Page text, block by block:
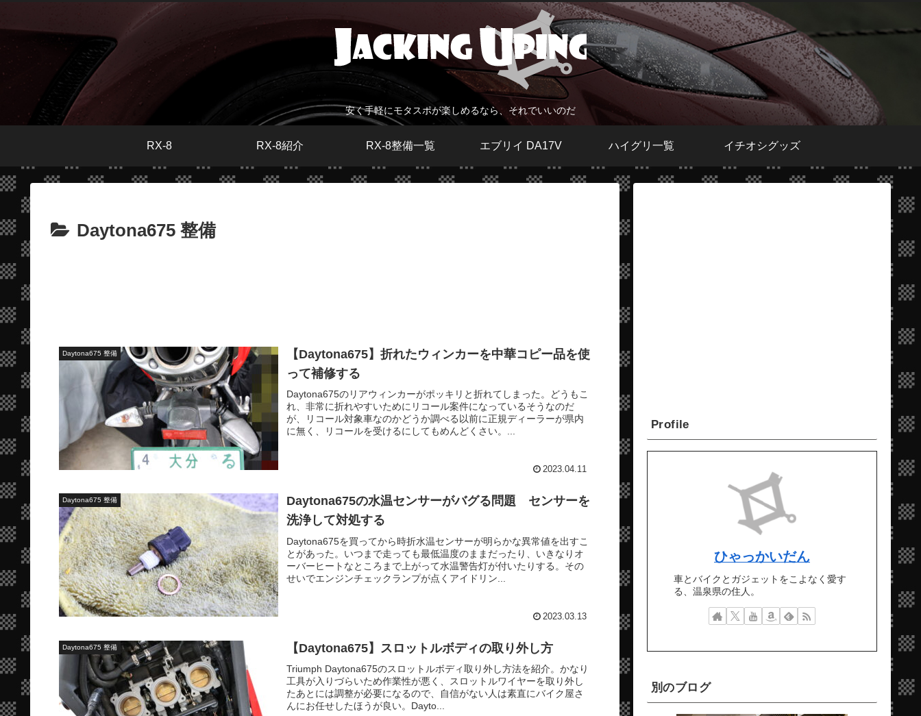
安く手軽にモタスポが楽しめるなら、それでいいのだ
RX-8 RX-8紹介 RX-8整備一覧 エブリイ DA17V ハイグリ一覧 イチオシグッズ
Daytona675 整備
Daytona675 整備
【Daytona675】折れたウィンカーを中華コピー品を使
って補修する
Daytona675のリアウィンカーがポッキリと折れてしまった。どうもこ
れ、非常に折れやすいためにリコール案件になっているそうなのだ
が、リコール対象車なのかどうか調べる以前に正規ディーラーが県内
に無く、リコールを受けるにしてもめんどくさい。...
2023.04.11
Daytona675 整備
Daytona675の水温センサーがバグる問題 センサーを
洗浄して対処する
Daytona675を買ってから時折水温センサーが明らかな異常値を出すこ
とがあった。いつまで走っても最低温度のままだったり、いきなりオ
ーバーヒートなところまで上がって水温警告灯が付いたりする。その
せいでエンジンチェックランプが点くアイドリン...
2023.03.13
Daytona675 整備 【Daytona675】スロットルボディの取り外し方
Triumph Daytona675のスロットルボディ取り外し方法を紹介。かなり
工具が入りづらいため作業性が悪く、スロットルワイヤーを取り外し
たあとには調整が必要になるので、自信がない人は素直にバイク屋さ
んにお任せしたほうが良い。Dayto...
Profile
ひゃっかいだん
車とバイクとガジェットをこよなく愛す
る、温泉県の住人。
別のブログ